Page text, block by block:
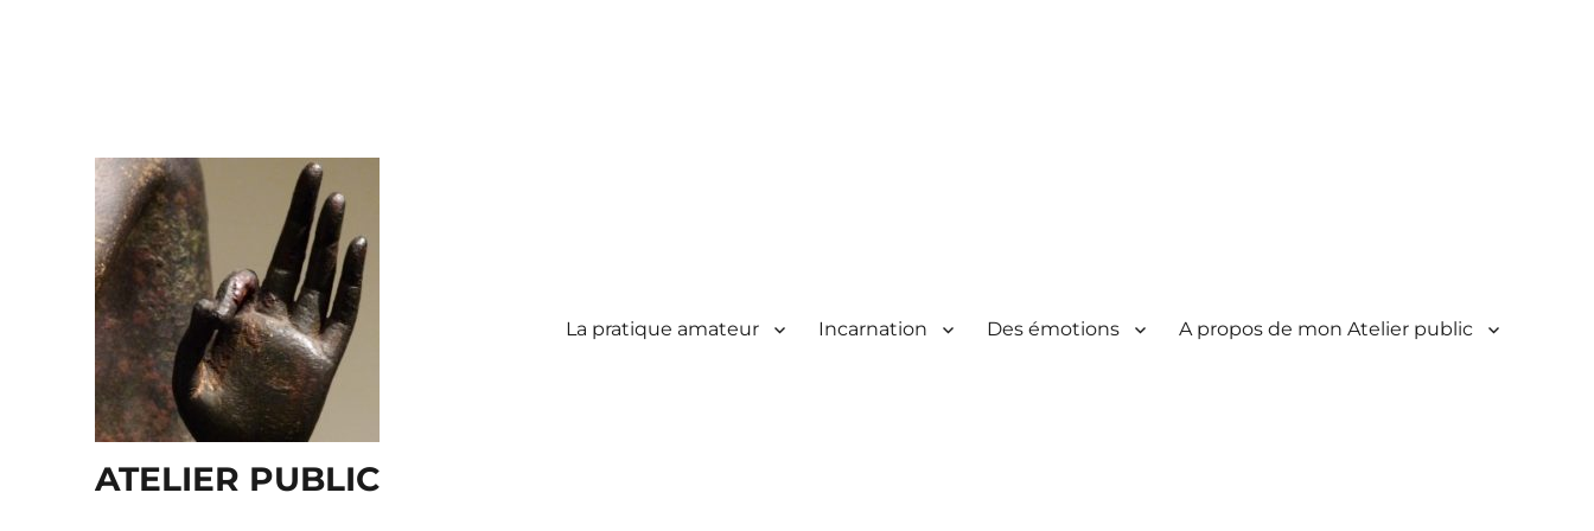
ATELIER PUBLIC
La pratique amateur Incarnation Des émotions A propos de mon Atelier public